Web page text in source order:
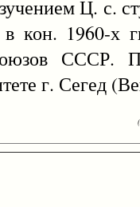
Ц. с.
в кон. 1960-х
СССР.
г. Сегед